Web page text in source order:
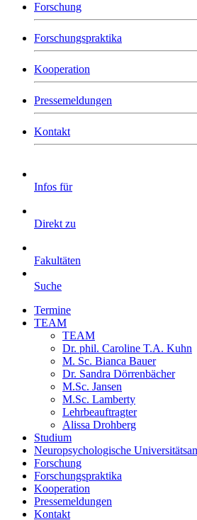
Forschung
Forschungspraktika
Kooperation
Pressemeldungen
Kontakt
Infos für
Direkt zu
Fakultäten
Suche
Termine
TEAM
TEAM
Dr. phil. Caroline T.A. Kuhn
M. Sc. Bianca Bauer
Dr. Sandra Dörrenbächer
M.Sc. Jansen
M.Sc. Lamberty
Lehrbeauftragter
Alissa Drohberg
Studium
Neuropsychologische
Forschung
Forschungspraktika
Kooperation
Pressemeldungen
Kontakt